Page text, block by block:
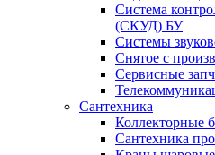
Система
(СКУД) БУ
Системы
Снятое с
Сервисные
Сантехника
Коллекторные
Сантехника